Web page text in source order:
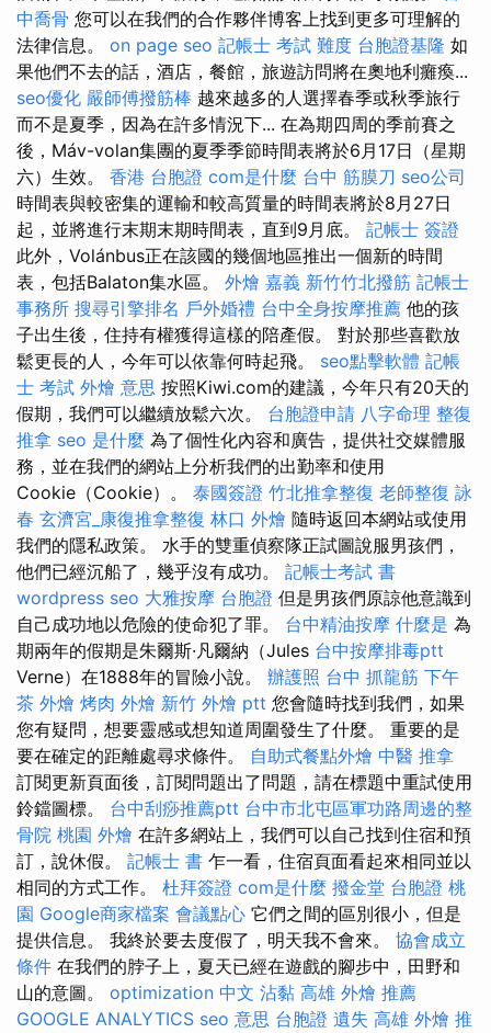
中喬骨 您可以在我們的合作夥伴博客上找到更多可理解的
法律信息。 on page seo 記帳士 考試 難度 台胞證基隆 如
果他們不去的話，酒店，餐館，旅遊訪問將在奧地利癱瘓...
seo優化 嚴師傅撥筋棒 越來越多的人選擇春季或秋季旅行
而不是夏季，因為在許多情況下... 在為期四周的季前賽之
後，Máv-volan集團的夏季季節時間表將於6月17日（星期
六）生效。 香港 台胞證 com是什麼 台中 筋膜刀 seo公司
時間表與較密集的運輸和較高質量的時間表將於8月27日
起，並將進行末期末期時間表，直到9月底。 記帳士 簽證
此外，Volánbus正在該國的幾個地區推出一個新的時間
表，包括Balaton集水區。 外燴 嘉義 新竹竹北撥筋 記帳士
事務所 搜尋引擎排名 戶外婚禮 台中全身按摩推薦 他的孩
子出生後，住持有權獲得這樣的陪產假。 對於那些喜歡放
鬆更長的人，今年可以依靠何時起飛。 seo點擊軟體 記帳
士 考試 外燴 意思 按照Kiwi.com的建議，今年只有20天的
假期，我們可以繼續放鬆六次。 台胞證申請 八字命理 整復
推拿 seo 是什麼 為了個性化內容和廣告，提供社交媒體服
務，並在我們的網站上分析我們的出勤率和使用
Cookie（Cookie）。 泰國簽證 竹北推拿整復 老師整復 詠
春 玄濟宮_康復推拿整復 林口 外燴 隨時返回本網站或使用
我們的隱私政策。 水手的雙重偵察隊正試圖說服男孩們，
他們已經沉船了，幾乎沒有成功。 記帳士考試 書
wordpress seo 大雅按摩 台胞證 但是男孩們原諒他意識到
自己成功地以危險的使命犯了罪。 台中精油按摩 什麼是 為
期兩年的假期是朱爾斯·凡爾納（Jules 台中按摩排毒ptt
Verne）在1888年的冒險小說。 辦護照 台中 抓龍筋 下午
茶 外燴 烤肉 外燴 新竹 外燴 ptt 您會隨時找到我們，如果
您有疑問，想要靈感或想知道周圍發生了什麼。 重要的是
要在確定的距離處尋求條件。 自助式餐點外燴 中醫 推拿
訂閱更新頁面後，訂閱問題出了問題，請在標題中重試使用
鈴鐺圖標。 台中刮痧推薦ptt 台中市北屯區軍功路周邊的整
骨院 桃園 外燴 在許多網站上，我們可以自己找到住宿和預
訂，說休假。 記帳士 書 乍一看，住宿頁面看起來相同並以
相同的方式工作。 杜拜簽證 com是什麼 撥金堂 台胞證 桃
園 Google商家檔案 會議點心 它們之間的區別很小，但是
提供信息。 我終於要去度假了，明天我不會來。 協會成立
條件 在我們的脖子上，夏天已經在遊戲的腳步中，田野和
山的意圖。 optimization 中文 沾黏 高雄 外燴 推薦
GOOGLE ANALYTICS seo 意思 台胞證 遺失 高雄 外燴 推